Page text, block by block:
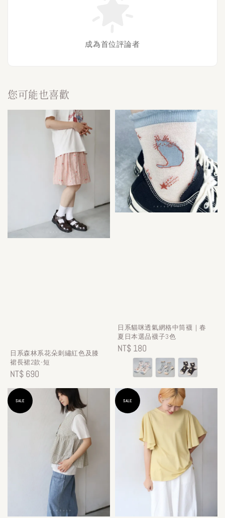
成為首位評論者
您可能也喜歡
日系森林系花朵刺繡紅色及膝
裙長裙2款-短
Regular
price
NT$ 690
日系貓咪透氣網格中筒襪｜春
夏日本選品襪子3色
Regular
price
NT$ 180
SALE SALE